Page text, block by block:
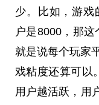
少。比如，游戏
户是8000，那
就是说每个玩家
戏粘度还算可以
用户越活跃，用